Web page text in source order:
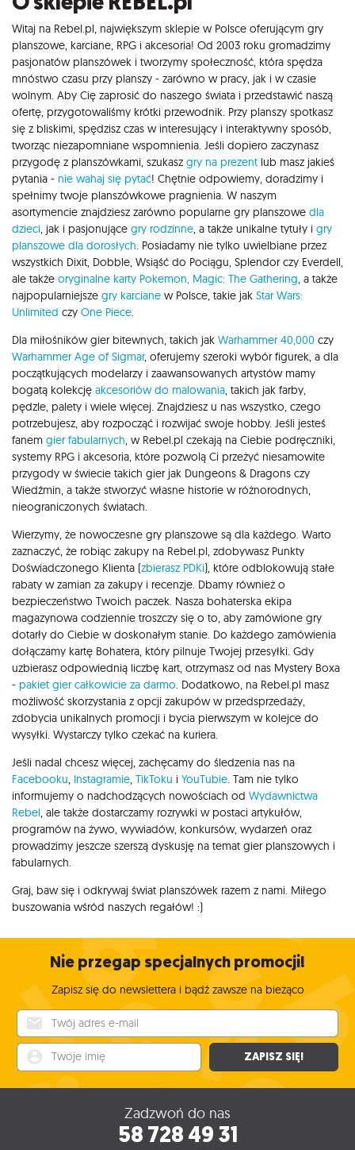
Witaj na Rebel.pl, największym sklepie w Polsce oferującym gry
planszowe, karciane, RPG i akcesoria! Od 2003 roku gromadzimy
pasjonatów planszówek i tworzymy społeczność, która spędza
mnóstwo czasu przy planszy - zarówno w pracy, jak i w czasie
wolnym. Aby Cię zaprosić do naszego świata i przedstawić naszą
ofertę, przygotowaliśmy krótki przewodnik. Przy planszy spotkasz
się z bliskimi, spędzisz czas w interesujący i interaktywny sposób,
tworząc niezapomniane wspomnienia. Jeśli dopiero zaczynasz
przygodę z planszówkami, szukasz gry na prezent lub masz jakieś
pytania - nie wahaj się pytać! Chętnie odpowiemy, doradzimy i
spełnimy twoje planszówkowe pragnienia. W naszym
asortymencie znajdziesz zarówno popularne gry planszowe dla
dzieci, jak i pasjonujące gry rodzinne, a także unikalne tytuły i gry
planszowe dla dorosłych. Posiadamy nie tylko uwielbiane przez
wszystkich Dixit, Dobble, Wsiąść do Pociągu, Splendor czy Everdell,
ale także oryginalne karty Pokemon, Magic: The Gathering, a także
najpopularniejsze gry karciane w Polsce, takie jak Star Wars:
Unlimited czy One Piece.
Dla miłośników gier bitewnych, takich jak Warhammer 40,000 czy
Warhammer Age of Sigmar, oferujemy szeroki wybór figurek, a dla
początkujących modelarzy i zaawansowanych artystów mamy
bogatą kolekcję akcesoriów do malowania, takich jak farby,
pędzle, palety i wiele więcej. Znajdziesz u nas wszystko, czego
potrzebujesz, aby rozpocząć i rozwijać swoje hobby. Jeśli jesteś
fanem gier fabularnych, w Rebel.pl czekają na Ciebie podręczniki,
systemy RPG i akcesoria, które pozwolą Ci przeżyć niesamowite
przygody w świecie takich gier jak Dungeons & Dragons czy
Wiedźmin, a także stworzyć własne historie w różnorodnych,
nieograniczonych światach.
Wierzymy, że nowoczesne gry planszowe są dla każdego. Warto
zaznaczyć, że robiąc zakupy na Rebel.pl, zdobywasz Punkty
Doświadczonego Klienta (zbierasz PDKi), które odblokowują stałe
rabaty w zamian za zakupy i recenzje. Dbamy również o
bezpieczeństwo Twoich paczek. Nasza bohaterska ekipa
magazynowa codziennie troszczy się o to, aby zamówione gry
dotarły do Ciebie w doskonałym stanie. Do każdego zamówienia
dołączamy kartę Bohatera, który pilnuje Twojej przesyłki. Gdy
uzbierasz odpowiednią liczbę kart, otrzymasz od nas Mystery Boxa
- pakiet gier całkowicie za darmo. Dodatkowo, na Rebel.pl masz
możliwość skorzystania z opcji zakupów w przedsprzedaży,
zdobycia unikalnych promocji i bycia pierwszym w kolejce do
wysyłki. Wystarczy tylko czekać na kuriera.
Jeśli nadal chcesz więcej, zachęcamy do śledzenia nas na
Facebooku, Instagramie, TikToku i YouTubie. Tam nie tylko
informujemy o nadchodzących nowościach od Wydawnictwa
Rebel, ale także dostarczamy rozrywki w postaci artykułów,
programów na żywo, wywiadów, konkursów, wydarzeń oraz
prowadzimy jeszcze szerszą dyskusję na temat gier planszowych i
fabularnych.
Graj, baw się i odkrywaj świat planszówek razem z nami. Miłego
buszowania wśród naszych regałów! :)
Nie przegap specjalnych promocji!
Zapisz się do newslettera i bądź zawsze na bieżąco
ZAPISZ SIĘ!
Zadzwoń do nas
58 728 49 31